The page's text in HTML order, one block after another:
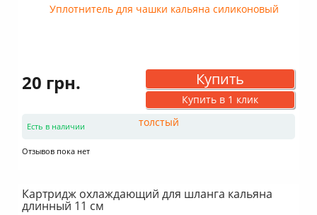
20 грн. Купить
Купить в 1 клик
Есть в наличии
Отзывов пока нет
Картридж охлаждающий для шланга кальяна
длинный 11 см